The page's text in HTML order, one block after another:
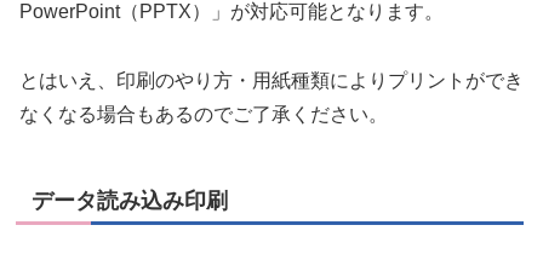
PowerPoint（PPTX）」が対応可能となります。
とはいえ、印刷のやり方・用紙種類によりプリントができ
なくなる場合もあるのでご了承ください。
データ読み込み印刷